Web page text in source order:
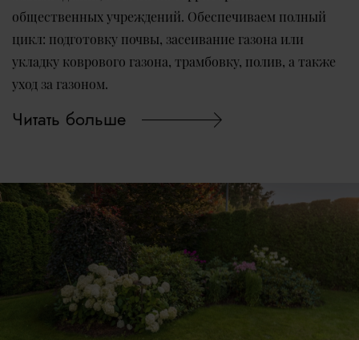
общественных учреждений. Обеспечиваем полный
цикл: подготовку почвы, засеивание газона или
укладку коврового газона, трамбовку, полив, а также
уход за газоном.
Читать больше